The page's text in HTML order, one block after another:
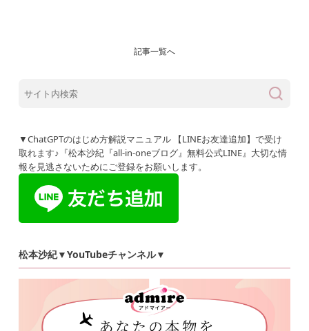
記事一覧へ
▼ChatGPTのはじめ方解説マニュアル 【LINEお友達追加】で受け
取れます♪『松本沙紀『all-in-oneブログ』無料公式LINE』大切な情
報を見逃さないためにご登録をお願いします。
松本沙紀▼YouTubeチャンネル▼